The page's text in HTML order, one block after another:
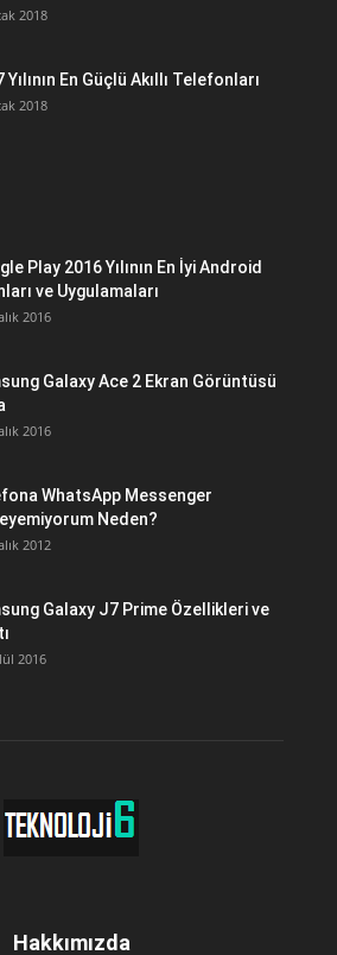
2018
Yılının En Güçlü Akıllı Telefonları
2018
Play 2016 Yılının En İyi Android
ve Uygulamaları
2016
Galaxy Ace 2 Ekran Görüntüsü
2016
WhatsApp Messenger
Neden?
2012
Galaxy J7 Prime Özellikleri ve
2016
Hakkımızda